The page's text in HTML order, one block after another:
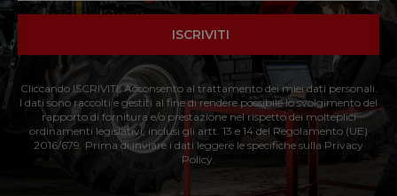
ISCRIVITI
Cliccando ISCRIVITI: Acconsento al trattamento dei miei dati personali.
I dati sono raccolti e gestiti al fine di rendere possibile lo svolgimento del
rapporto di fornitura e/o prestazione nel rispetto dei molteplici
ordinamenti legislativi, inclusi gli artt. 13 e 14 del Regolamento (UE)
2016/679. Prima di inviare i dati leggere le specifiche sulla Privacy
Policy.